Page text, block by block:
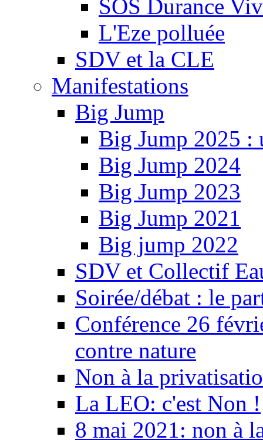
SOS Durance
L'Eze polluée
SDV et la CLE
Manifestations
Big Jump
Big Jump 2025 :
Big Jump 2024
Big Jump 2023
Big Jump 2021
Big jump 2022
SDV et Collectif
Soirée/débat : le
Conférence 26
contre nature
Non à la
La LEO: c'est Non !
8 mai 2021: non à